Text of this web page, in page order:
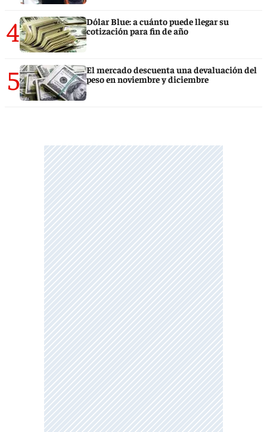
4
Dólar Blue: a cuánto puede llegar su
cotización para fin de año
5
El mercado descuenta una devaluación del
peso en noviembre y diciembre